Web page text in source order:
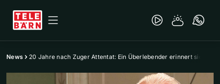
News 20 Jahre nach Zuger Attentat: Ein Überlebender erinnert sich